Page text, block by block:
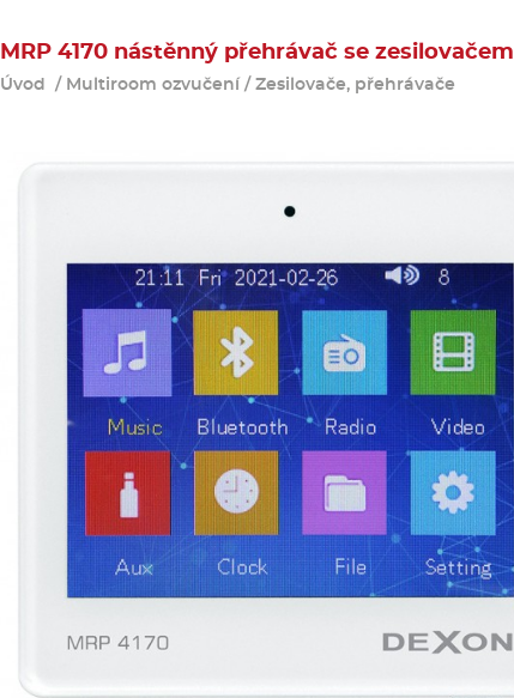
MRP 4170 nástěnný přehrávač se zesilovačem
Úvod / Multiroom ozvučení/Zesilovače, přehrávače